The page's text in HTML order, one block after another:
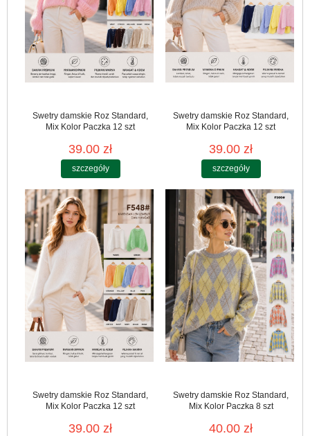
Swetry damskie Roz Standard,
Mix Kolor Paczka 12 szt
39.00 zł
szczegóły
Swetry damskie Roz Standard,
Mix Kolor Paczka 12 szt
39.00 zł
szczegóły
Swetry damskie Roz Standard,
Mix Kolor Paczka 12 szt
39.00 zł
Swetry damskie Roz Standard,
Mix Kolor Paczka 8 szt
40.00 zł